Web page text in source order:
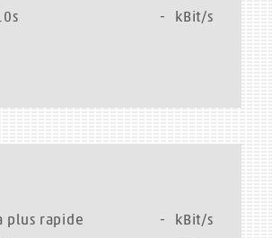
- kBit/s
plus rapide -
kBit/s